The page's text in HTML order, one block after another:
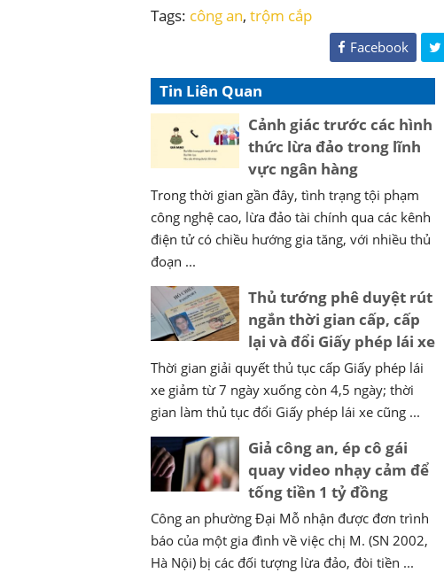
Tags: công an, trộm cắp
Facebook
Tin Liên Quan
Cảnh giác trước các hình
thức lừa đảo trong lĩnh
vực ngân hàng
Trong thời gian gần đây, tình trạng tội phạm
công nghệ cao, lừa đảo tài chính qua các kênh
điện tử có chiều hướng gia tăng, với nhiều thủ
đoạn ...
Thủ tướng phê duyệt rút
ngắn thời gian cấp, cấp
lại và đổi Giấy phép lái xe
Thời gian giải quyết thủ tục cấp Giấy phép lái
xe giảm từ 7 ngày xuống còn 4,5 ngày; thời
gian làm thủ tục đổi Giấy phép lái xe cũng ...
Giả công an, ép cô gái
quay video nhạy cảm để
tống tiền 1 tỷ đồng
Công an phường Đại Mỗ nhận được đơn trình
báo của một gia đình về việc chị M. (SN 2002,
Hà Nội) bị các đối tượng lừa đảo, đòi tiền ...